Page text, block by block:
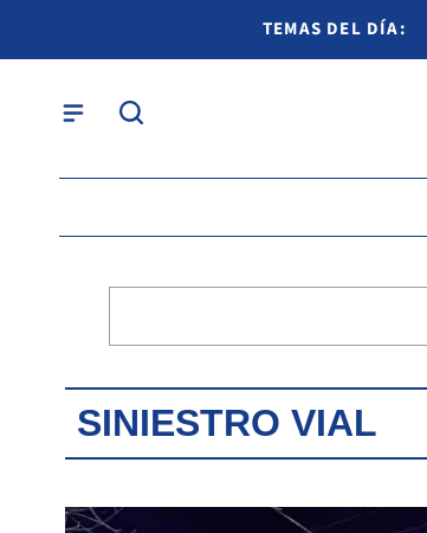
TEMAS DEL DÍA:
SINIESTRO VIAL